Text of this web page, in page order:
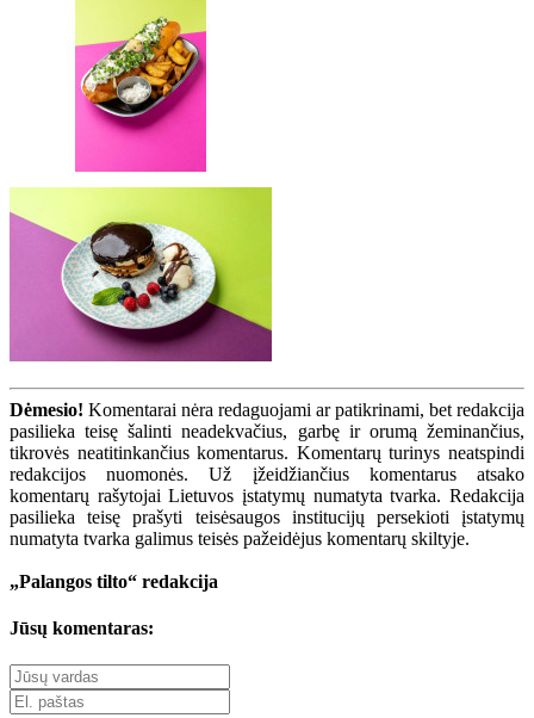
Dėmesio! Komentarai nėra redaguojami ar patikrinami, bet redakcija
pasilieka teisę šalinti neadekvačius, garbę ir orumą žeminančius,
tikrovės neatitinkančius komentarus. Komentarų turinys neatspindi
redakcijos nuomonės. Už įžeidžiančius komentarus atsako
komentarų rašytojai Lietuvos įstatymų numatyta tvarka. Redakcija
pasilieka teisę prašyti teisėsaugos institucijų persekioti įstatymų
numatyta tvarka galimus teisės pažeidėjus komentarų skiltyje.
„Palangos tilto“ redakcija
Jūsų komentaras: